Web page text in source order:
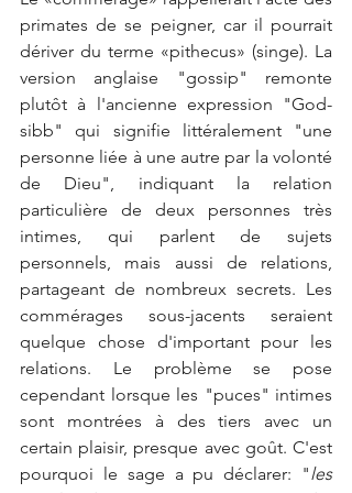
primates de se peigner, car il pourrait
dériver du terme «pithecus» (singe). La
version anglaise "gossip" remonte
plutôt à l'ancienne expression "God-
sibb" qui signifie littéralement "une
personne liée à une autre par la volonté
de Dieu", indiquant la relation
particulière de deux personnes très
intimes, qui parlent de sujets
personnels, mais aussi de relations,
partageant de nombreux secrets. Les
commérages sous-jacents seraient
quelque chose d'important pour les
relations. Le problème se pose
cependant lorsque les "puces" intimes
sont montrées à des tiers avec un
certain plaisir, presque avec goût. C'est
pourquoi le sage a pu déclarer: "les